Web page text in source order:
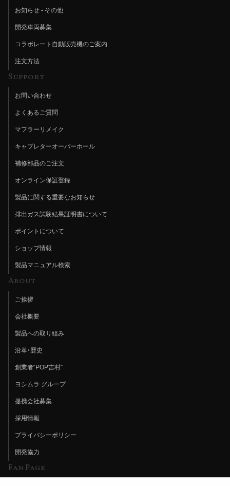
お知らせ - その他
開発車両募集
コラボレート自動販売機のご案内
注文方法
Support
お問い合わせ
よくあるご質問
マフラーリメイク
キャブレターオーバーホール
補修部品のご注文
オンライン保証登録
製品に関する重要なお知らせ
排出ガス試験結果証明書について
ポイントについて
ショップ情報
製品マニュアル検索
About
ご挨拶
会社概要
製品への取り組み
沿革・歴史
創業者“POP吉村”
ヨシムラ グループ
提携会社募集
採用情報
プライバシーポリシー
開発協力
Fan Page